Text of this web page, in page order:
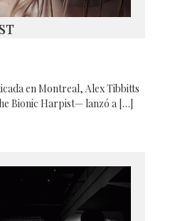
en Montreal, Alex Tibbitts
Bionic Harpist— lanzó a […]